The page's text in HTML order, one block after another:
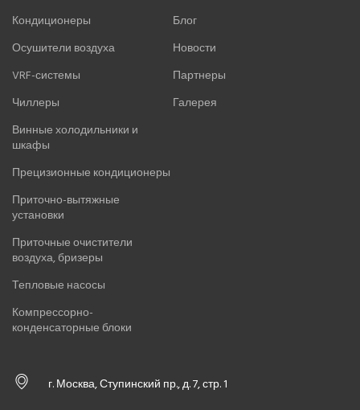
Кондиционеры
Осушители воздуха
VRF-системы
Чиллеры
Винные холодильники и
шкафы
Прецизионные кондиционеры
Приточно-вытяжные
установки
Приточные очистители
воздуха, бризеры
Тепловые насосы
Компрессорно-
конденсаторные блоки
Блог
Новости
Партнеры
Галерея
г. Москва, Ступинский пр., д. 7, стр. 1